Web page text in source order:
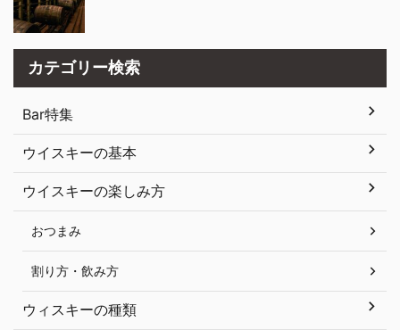
カテゴリー検索
Bar特集
ウイスキーの基本
ウイスキーの楽しみ方
おつまみ
割り方・飲み方
ウィスキーの種類